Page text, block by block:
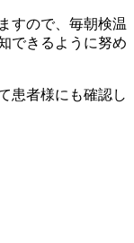
すので、毎朝検温
できるように努め
患者様にも確認し